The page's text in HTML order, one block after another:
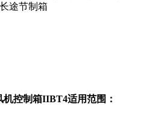
途节制箱
控制箱IIBT4适用范围：